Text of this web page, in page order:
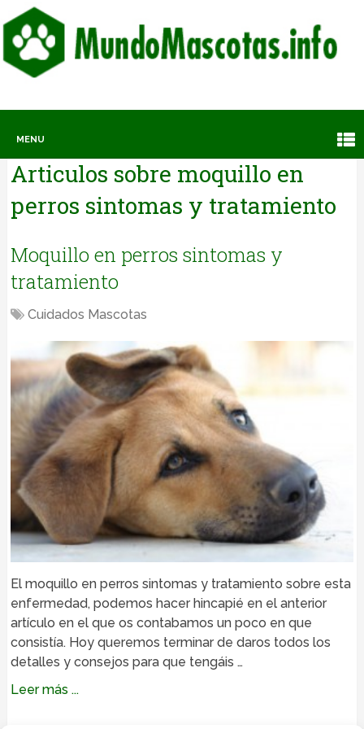
MENU
Articulos sobre moquillo en
perros sintomas y tratamiento
Moquillo en perros sintomas y
tratamiento
Cuidados Mascotas
El moquillo en perros sintomas y tratamiento sobre esta
enfermedad, podemos hacer hincapié en el anterior
artículo en el que os contabamos un poco en que
consistía. Hoy queremos terminar de daros todos los
detalles y consejos para que tengáis …
Leer más ...